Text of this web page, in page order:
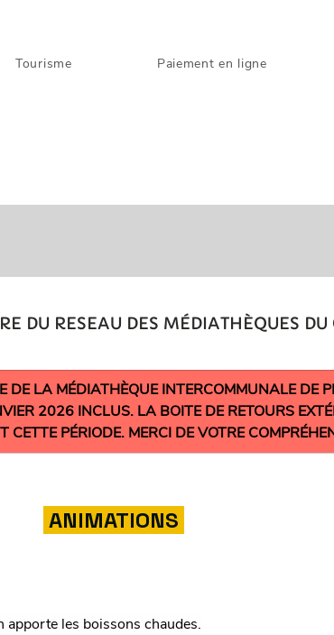
Tourisme Paiement en ligne
DU RESEAU DES MÉDIATHÈQUES DU
DE LA MÉDIATHÈQUE INTERCOMMUNALE DE
2026 INCLUS. LA BOITE DE RETOURS
CETTE PÉRIODE. MERCI DE VOTRE
ANIMATIONS
apporte les boissons chaudes.